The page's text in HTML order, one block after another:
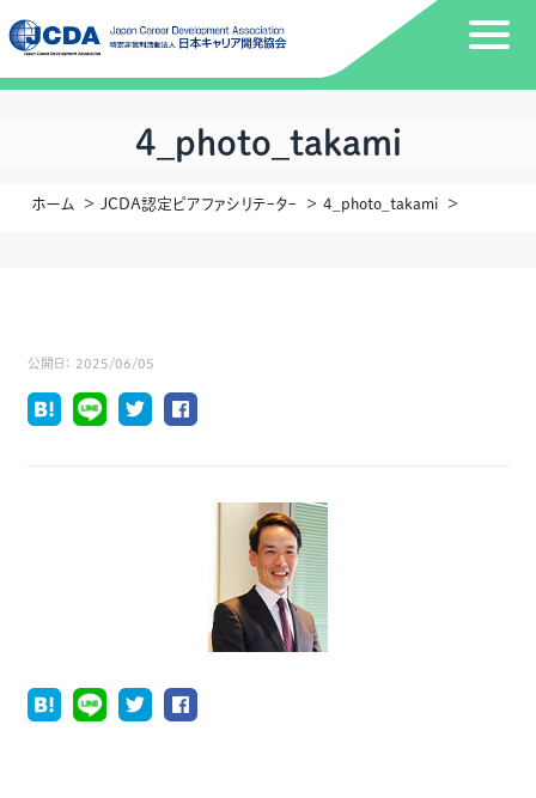
4_photo_takami
ホーム JCDA認定ピアファシリテｰタｰ 4_photo_takami
公開日： 2025/06/05